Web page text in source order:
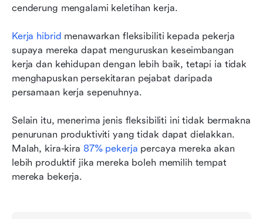
cenderung mengalami keletihan kerja.
Kerja hibrid menawarkan fleksibiliti kepada pekerja
supaya mereka dapat menguruskan keseimbangan
kerja dan kehidupan dengan lebih baik, tetapi ia tidak
menghapuskan persekitaran pejabat daripada
persamaan kerja sepenuhnya.
Selain itu, menerima jenis fleksibiliti ini tidak bermakna
penurunan produktiviti yang tidak dapat dielakkan.
Malah, kira-kira 87% pekerja percaya mereka akan
lebih produktif jika mereka boleh memilih tempat
mereka bekerja.